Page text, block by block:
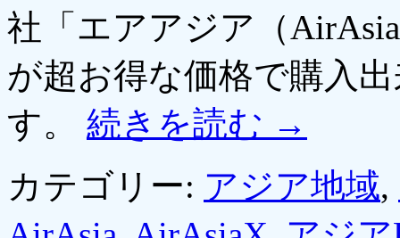
社「エアアジア（
が超お得な価格で購入
す。 続きを読む →
カテゴリー: アジア地域,